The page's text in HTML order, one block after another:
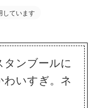
しています
タンブールに
いすぎ。ネ